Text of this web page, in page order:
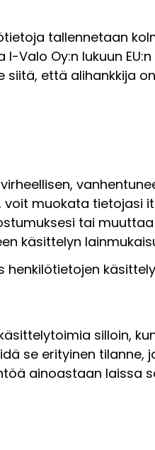
tallennetaan
Oy:n lukuun EU:n
siitä, että alihankkija
muokata tietojasi
tai
käsittelyn
henkilötietojen
silloin,
se erityinen tilanne,
ainoastaan laissa